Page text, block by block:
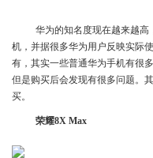
华为的知名度现在越来越
机，并据很多华为用户反映实际
有，其实一些普通华为手机有很
但是购买后会发现有很多问题。
买。
荣耀8X Max